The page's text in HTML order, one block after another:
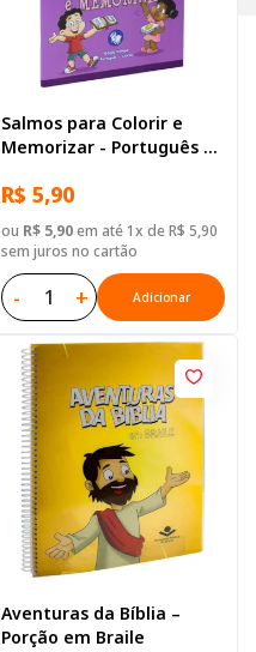
Salmos para Colorir e
Memorizar - Português e
R$ 5,90
ou R$ 5,90em até 1x de R$ 5,90
sem juros no cartão
- + Adicionar
Aventuras da Bíblia –
Porção em Braile